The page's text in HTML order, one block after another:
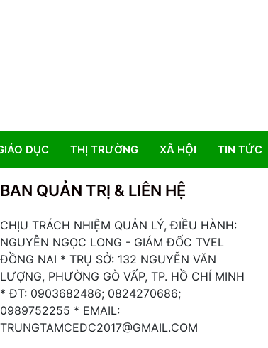
DỤC THỊ TRƯỜNG XÃ HỘI TIN TỨC
BAN QUẢN TRỊ & LIÊN HỆ
CHỊU TRÁCH NHIỆM QUẢN LÝ, ĐIỀU HÀNH:
NGUYỄN NGỌC LONG - GIÁM ĐỐC TVEL
ĐỒNG NAI * TRỤ SỞ: 132 NGUYỄN VĂN
LƯỢNG, PHƯỜNG GÒ VẤP, TP. HỒ CHÍ MINH
* ĐT: 0903682486; 0824270686;
0989752255 * EMAIL:
TRUNGTAMCEDC2017@GMAIL.COM